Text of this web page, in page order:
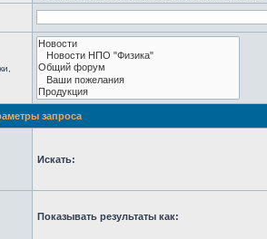
запроса
Искать:
Показывать результаты как: